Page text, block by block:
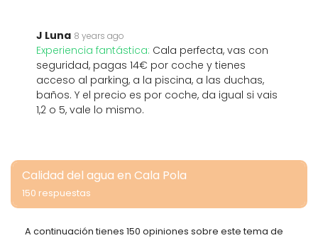
J Luna 8 years ago
Experiencia fantástica: Cala perfecta, vas con
seguridad, pagas 14€ por coche y tienes
acceso al parking, a la piscina, a las duchas,
baños. Y el precio es por coche, da igual si vais
1,2 o 5, vale lo mismo.
Calidad del agua en Cala Pola
150 respuestas
A continuación tienes 150 opiniones sobre este tema de